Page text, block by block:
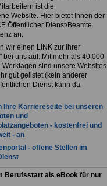
ist die
Website. Hier bietet Ihnen der
Öffentlicher Dienst/Beamte
an.
wir einen LINK zur Ihrer
bei uns auf. Mit mehr als 40.000
Werktagen sind unsere Websites
gut gelistet (kein anderer
Dienst kann da
Ihre Karriereseite bei unseren
und
- kostenfrei und
- an
- offene Stellen im
Berufsstart als eBook für nur